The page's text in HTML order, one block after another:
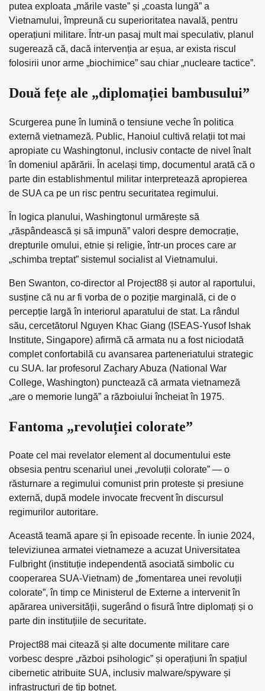
putea exploata „mările vaste” și „coasta lungă” a
Vietnamului, împreună cu superioritatea navală, pentru
operațiuni militare. Într-un pasaj mult mai speculativ, planul
sugerează că, dacă intervenția ar eșua, ar exista riscul
folosirii unor arme „biochimice” sau chiar „nucleare tactice”.
Două fețe ale „diplomației bambusului”
Scurgerea pune în lumină o tensiune veche în politica
externă vietnameză. Public, Hanoiul cultivă relații tot mai
apropiate cu Washingtonul, inclusiv contacte de nivel înalt
în domeniul apărării. În același timp, documentul arată că o
parte din establishmentul militar interpretează apropierea
de SUA ca pe un risc pentru securitatea regimului.
În logica planului, Washingtonul urmărește să
„răspândească și să impună” valori despre democrație,
drepturile omului, etnie și religie, într-un proces care ar
„schimba treptat” sistemul socialist al Vietnamului.
Ben Swanton, co-director al Project88 și autor al raportului,
susține că nu ar fi vorba de o poziție marginală, ci de o
percepție largă în interiorul aparatului de stat. La rândul
său, cercetătorul Nguyen Khac Giang (ISEAS-Yusof Ishak
Institute, Singapore) afirmă că armata nu a fost niciodată
complet confortabilă cu avansarea parteneriatului strategic
cu SUA. Iar profesorul Zachary Abuza (National War
College, Washington) punctează că armata vietnameză
„are o memorie lungă” a războiului încheiat în 1975.
Fantoma „revoluției colorate”
Poate cel mai revelator element al documentului este
obsesia pentru scenariul unei „revoluții colorate” — o
răsturnare a regimului comunist prin proteste și presiune
externă, după modele invocate frecvent în discursul
regimurilor autoritare.
Această teamă apare și în episoade recente. În iunie 2024,
televiziunea armatei vietnameze a acuzat Universitatea
Fulbright (instituție independentă asociată simbolic cu
cooperarea SUA-Vietnam) de „fomentarea unei revoluții
colorate”, în timp ce Ministerul de Externe a intervenit în
apărarea universității, sugerând o fisură între diplomați și o
parte din instituțiile de securitate.
Project88 mai citează și alte documente militare care
vorbesc despre „război psihologic” și operațiuni în spațiul
cibernetic atribuite SUA, inclusiv malware/spyware și
infrastructuri de tip botnet.